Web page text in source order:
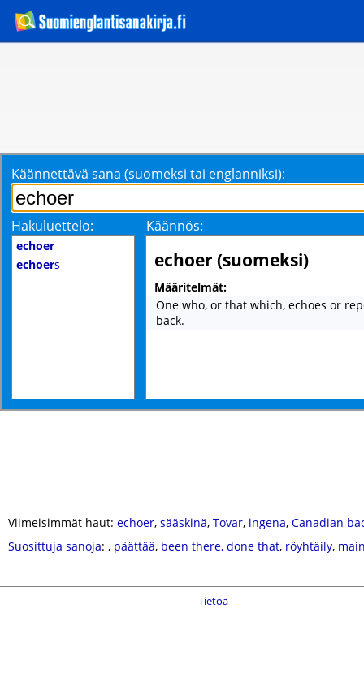
Käännettävä sana (suomeksi tai englanniksi):
Hakuluettelo: Käännös:
echoer
echoers echoer (suomeksi)
Määritelmät:
One who, or that which, echoes or
back.
Viimeisimmät haut: echoer, sääskinä, Tovar, ingena, Canadian
Suosittuja sanoja: , päättää, been there, done that, röyhtäily,
Tietoa